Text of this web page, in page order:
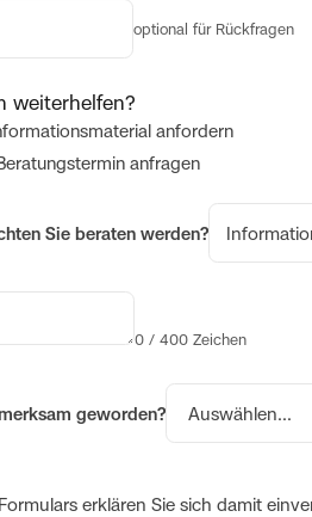
optional für Rückfragen
weiterhelfen?
anfordern
anfragen
Sie beraten werden?
0 / 400 Zeichen
geworden?
erklären Sie sich damit